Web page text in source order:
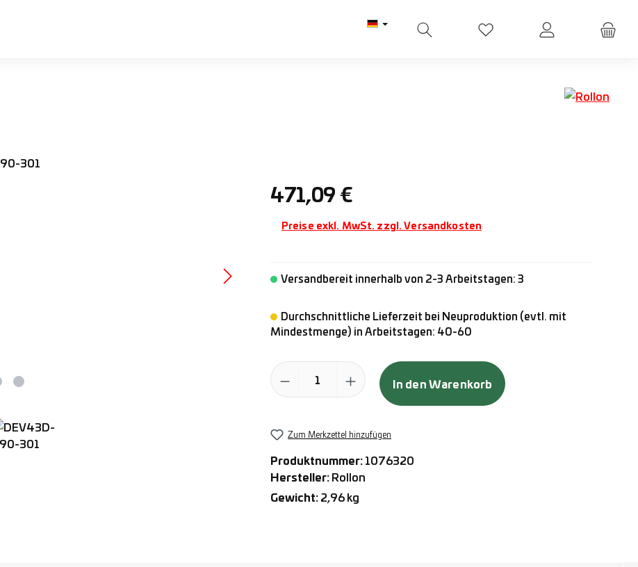
Du hast 0 Produkte auf dem
Regulärer Preis:
471,09 €
Preise exkl. MwSt. zzgl. Versandkosten
Versandbereit innerhalb von 2-3 Arbeitstagen: 3
Durchschnittliche Lieferzeit bei Neuproduktion (evtl. mit
Mindestmenge) in Arbeitstagen: 40-60
Produkt Anzahl: Gib den gewünschten Wert ein oder benutze die
In den Warenkorb
Zum Merkzettel hinzufügen
Produktnummer:1076320
Hersteller:Rollon
Gewicht:2,96 kg